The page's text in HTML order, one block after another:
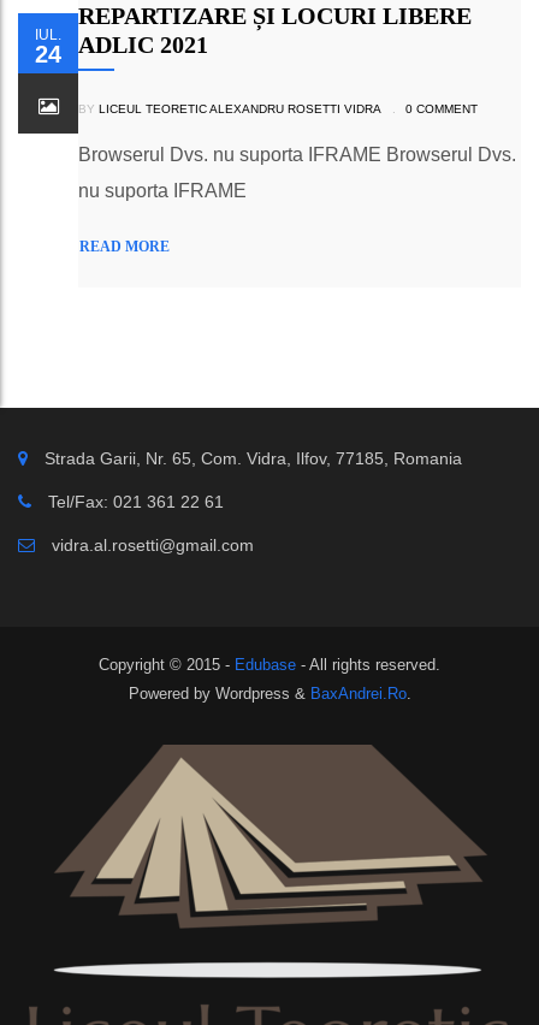
IUL.
24
REPARTIZARE ȘI LOCURI LIBERE
ADLIC 2021
BY LICEUL TEORETIC ALEXANDRU ROSETTI VIDRA 0 COMMENT
Browserul Dvs. nu suporta IFRAME Browserul Dvs.
nu suporta IFRAME
READ MORE
Strada Garii, Nr. 65, Com. Vidra, Ilfov, 77185, Romania
Tel/Fax: 021 361 22 61
vidra.al.rosetti@gmail.com
Copyright © 2015 - Edubase - All rights reserved.
Powered by Wordpress & BaxAndrei.Ro.